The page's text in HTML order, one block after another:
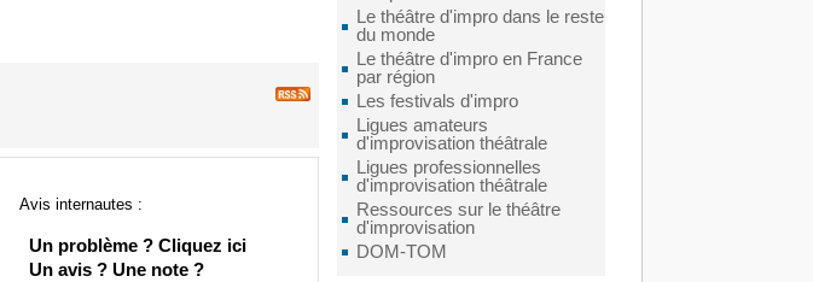
Le théâtre d'impro dans le reste
du monde
Le théâtre d'impro en France
par région
Les festivals d'impro
Ligues amateurs
d'improvisation théâtrale
Ligues professionnelles
d'improvisation théâtrale
Ressources sur le théâtre
d'improvisation
DOM-TOM
Avis internautes :
Un problème ? Cliquez ici
Un avis ? Une note ?